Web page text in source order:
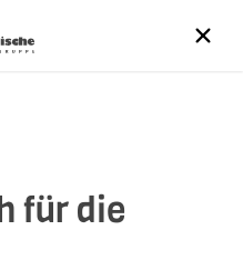
für die